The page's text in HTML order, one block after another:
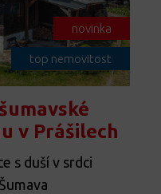
novinka
top nemovitost
v Prášilech
s duší v srdci